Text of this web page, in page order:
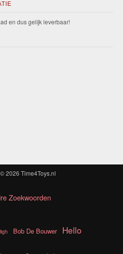
en dus gelijk leverbaar!
2026 Time4Toys.nl
Zoekwoorden
Bob De Bouwer Hello